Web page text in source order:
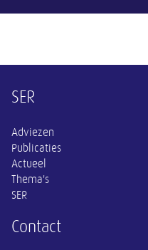
Overige informatie
SER
Adviezen
Publicaties
Actueel
Thema's
SER
Contact